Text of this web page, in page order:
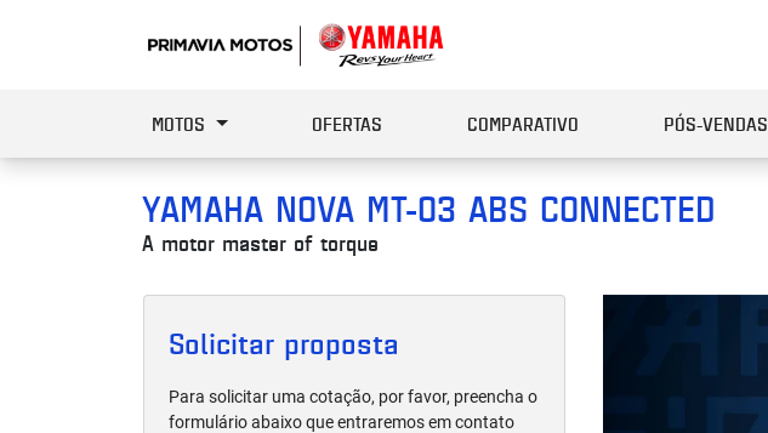
MOTOS OFERTAS COMPARATIVO PÓS-VENDAS
YAMAHA NOVA MT-03 ABS CONNECTED
A motor master of torque
Solicitar proposta
Para solicitar uma cotação, por favor, preencha o
formulário abaixo que entraremos em contato